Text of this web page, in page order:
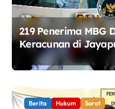
219 Penerima MBG
Keracunan di
Perketat Pengawasan
Keamanan Pangan
Berita Hukum Sorot